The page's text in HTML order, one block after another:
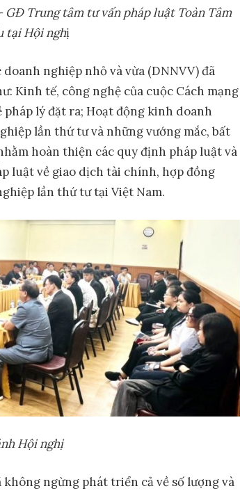
Trung tâm tư vấn pháp luật Toàn Tâm
tại Hội nghị
nghiệp nhỏ và vừa (DNNVV) đã
Kinh tế, công nghệ của cuộc Cách mạng
lý đặt ra; Hoạt động kinh doanh
lần thứ tư và những vướng mắc, bất
hoàn thiện các quy định pháp luật và
luật về giao dịch tài chính, hợp đồng
lần thứ tư tại Việt Nam.
Hội nghị
ngừng phát triển cả về số lượng và